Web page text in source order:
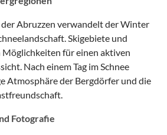
der Abruzzen verwandelt der Winter
Skigebiete und
für einen aktiven
Nach einem Tag im Schnee
Atmosphäre der Bergdörfer und die
Fotografie